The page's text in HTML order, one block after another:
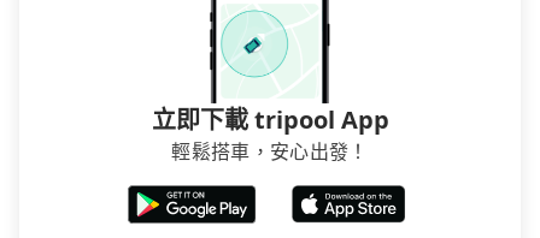
立即下載 tripool App
輕鬆搭車，安心出發！